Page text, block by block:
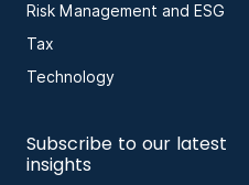
Risk Management and ESG
Tax
Technology
Subscribe to our latest
insights